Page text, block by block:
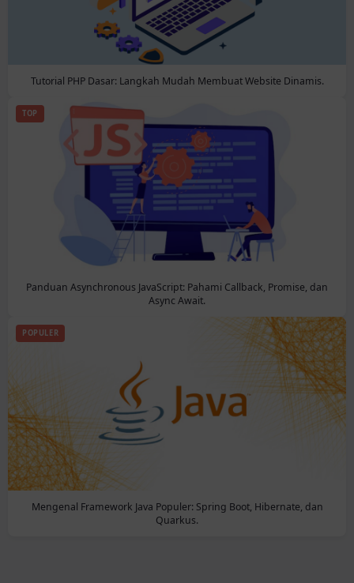
Tutorial PHP Dasar: Langkah Mudah Membuat Website Dinamis.
TOP
Panduan Asynchronous JavaScript: Pahami Callback, Promise, dan
Async Await.
POPULER
Mengenal Framework Java Populer: Spring Boot, Hibernate, dan
Quarkus.